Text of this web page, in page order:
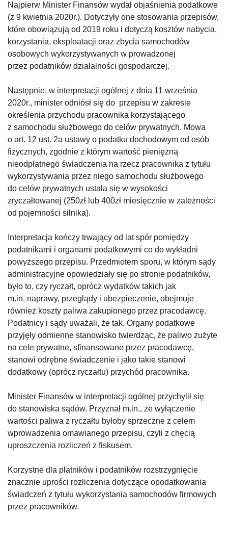
Najpierw Minister Finansów wydał objaśnienia podatkowe
(z 9 kwietnia 2020r.). Dotyczyły one stosowania przepisów,
które obowiązują od 2019 roku i dotyczą kosztów nabycia,
korzystania, eksploatacji oraz zbycia samochodów
osobowych wykorzystywanych w prowadzonej
przez podatników działalności gospodarczej.
Następnie, w interpretacji ogólnej z dnia 11 września
2020r., minister odniósł się do przepisu w zakresie
określenia przychodu pracownika korzystającego
z samochodu służbowego do celów prywatnych. Mowa
o art. 12 ust. 2a ustawy o podatku dochodowym od osób
fizycznych, zgodnie z którym wartość pieniężną
nieodpłatnego świadczenia na rzecz pracownika z tytułu
wykorzystywania przez niego samochodu służbowego
do celów prywatnych ustala się w wysokości
zryczałtowanej (250zł lub 400zł miesięcznie w zależności
od pojemności silnika).
Interpretacja kończy trwający od lat spór pomiędzy
podatnikami i organami podatkowymi co do wykładni
powyższego przepisu. Przedmiotem sporu, w którym sądy
administracyjne opowiedziały się po stronie podatników,
było to, czy ryczałt, oprócz wydatków takich jak
m.in. naprawy, przeglądy i ubezpieczenie, obejmuje
również koszty paliwa zakupionego przez pracodawcę.
Podatnicy i sądy uważali, że tak. Organy podatkowe
przyjęły odmienne stanowisko twierdząc, że paliwo zużyte
na cele prywatne, sfinansowane przez pracodawcę,
stanowi odrębne świadczenie i jako takie stanowi
dodatkowy (oprócz ryczałtu) przychód pracownika.
Minister Finansów w interpretacji ogólnej przychylił się
do stanowiska sądów. Przyznał m.in., że wyłączenie
wartości paliwa z ryczałtu byłoby sprzeczne z celem
wprowadzenia omawianego przepisu, czyli z chęcią
uproszczenia rozliczeń z fiskusem.
Korzystne dla płatników i podatników rozstrzygnięcie
znacznie uprości rozliczenia dotyczące opodatkowania
świadczeń z tytułu wykorzystania samochodów firmowych
przez pracowników.